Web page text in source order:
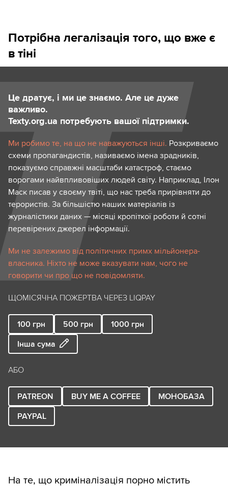
Потрібна легалізація того, що вже є
в тіні
Це дратує, і ми це знаємо. Але це дуже
важливо.
Texty.org.ua потребують вашої підтримки.
Ми робимо те, на що не наважуються інші. Розкриваємо
схеми пропагандистів, називаємо імена зрадників,
показуємо справжні масштаби катастроф, стаємо
ворогами найвпливовіших людей світу. Наприклад, Ілон
Маск писав у своєму твіті, що нас треба прирівняти до
терористів. За більшістю наших матеріалів із
журналістики даних — місяці кропіткої роботи й сотні
перевірених джерел інформації.
Ми не залежимо від політичних примх мільйонера-
власника. Ніхто не може вказувати нам, чого не
говорити чи про що не повідомляти.
ЩОМІСЯЧНА ПОЖЕРТВА ЧЕРЕЗ LIQPAY
100 грн 500 грн 1000 грн
Інша сума
АБО
PATREON BUY ME A COFFEE
МОНОБАЗА
PAYPAL
На те, що криміналізація порно містить